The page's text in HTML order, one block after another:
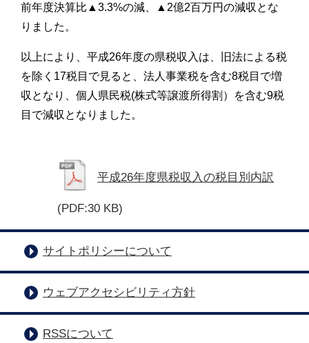
前年度決算比▲3.3%の減、▲2億2百万円の減収とな
りました。
以上により、平成26年度の県税収入は、旧法による税
を除く17税目で見ると、法人事業税を含む8税目で増
収となり、個人県民税(株式等譲渡所得割）を含む9税
目で減収となりました。
平成26年度県税収入の税目別内訳
(PDF:30 KB)
サイトポリシーについて
ウェブアクセシビリティ方針
RSSについて